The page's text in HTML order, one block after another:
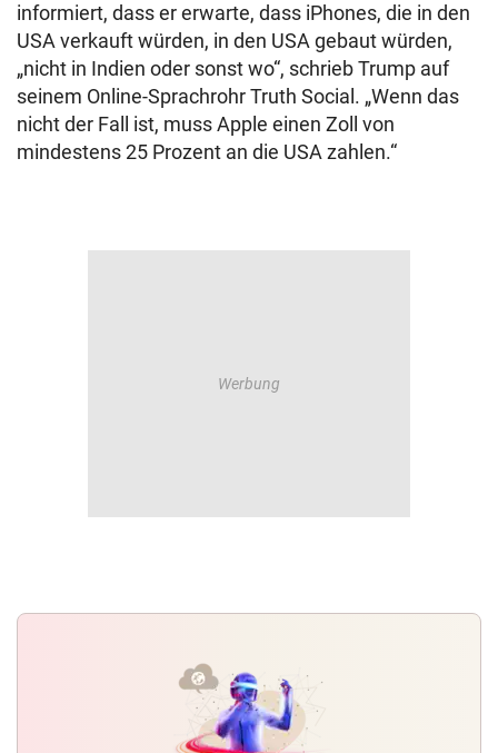
informiert, dass er erwarte, dass iPhones, die in den
USA verkauft würden, in den USA gebaut würden,
„nicht in Indien oder sonst wo“, schrieb Trump auf
seinem Online-Sprachrohr Truth Social. „Wenn das
nicht der Fall ist, muss Apple einen Zoll von
mindestens 25 Prozent an die USA zahlen.“